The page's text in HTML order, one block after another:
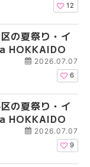
12
の夏祭り・イ
HOKKAIDO
2026.07.07
6
の夏祭り・イ
HOKKAIDO
2026.07.07
9
年夏 札幌市白石
まとめ |
年夏 札幌市手稲
まとめ |
年夏 札幌市白石
まとめ |
年夏 札幌市西区
とめ | MouLa